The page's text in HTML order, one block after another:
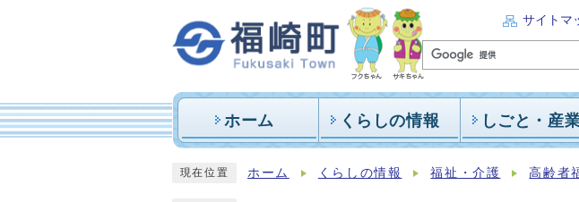
サイトマ
ホーム くらしの情報 しごと・産
現在位置 ホーム くらしの情報 福祉・介護 高齢者